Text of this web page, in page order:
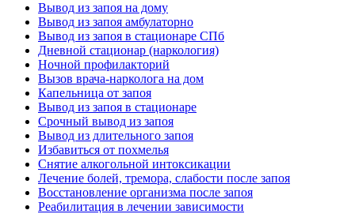
Вывод из запоя на дому
Вывод из запоя амбулаторно
Вывод из запоя в стационаре СПб
Дневной стационар (наркология)
Ночной профилакторий
Вызов врача-нарколога на дом
Капельница от запоя
Вывод из запоя в стационаре
Срочный вывод из запоя
Вывод из длительного запоя
Избавиться от похмелья
Снятие алкогольной интоксикации
Лечение болей, тремора, слабости после запоя
Восстановление организма после запоя
Реабилитация в лечении зависимости